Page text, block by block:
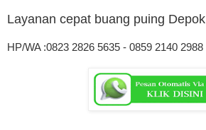
Layanan cepat buang puing Depok
HP/WA :0823 2826 5635 - 0859 2140 2988